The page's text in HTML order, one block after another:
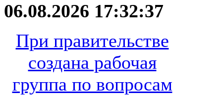
06.08.2026 17:32:37
При правительстве
создана рабочая
группа по вопросам